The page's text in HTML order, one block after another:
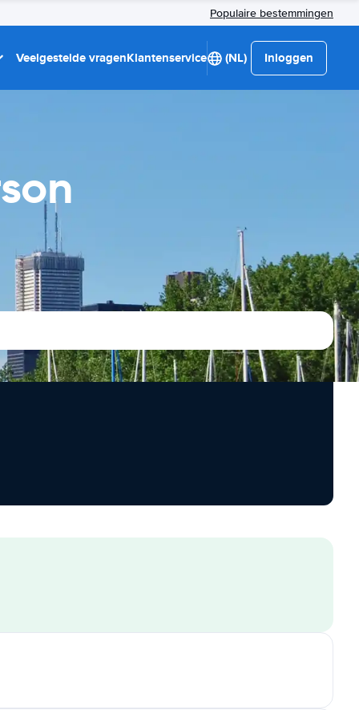
Populaire bestemmingen
Veelgestelde vragenKlantenservice (NL) Inloggen